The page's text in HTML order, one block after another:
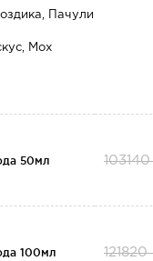
Пачули
Мох
50мл
100мл